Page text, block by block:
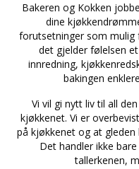
Bakeren og Kokken
dine
forutsetninger som mulig
det gjelder følelsen
innredning,
bakingen
Vi vil gi nytt liv til all
kjøkkenet. Vi er
på kjøkkenet og at
Det handler ikke
tallerkenen,